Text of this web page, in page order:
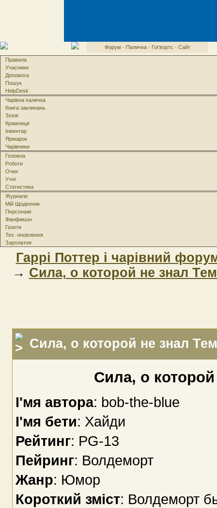
Форум · Паличка· Гоґвортс · Сайт
Правила
Учасники
Допомога
Пошук
HelpDesk
Чарівна паличка
Книга заклинань
Зілля
Крамниця
Інвентар
Ярмарок
Чарівники
Головна
Роботи
Очки
Учні
Статистика
Журнали
Мій Щоденник
Персонажі
Фанфикшн
Газети
Тех. оновлення
Зарплатня
Гаррі Поттер і чарівний
→ Сила, о которой не знал
Сила, о которой не знал
Сила, о
І'мя автора: bob-the-blue
І'мя бети: Хайди
Рейтинг: PG-13
Пейринг: Волдеморт
Жанр: Юмор
Короткий зміст: Волдеморт